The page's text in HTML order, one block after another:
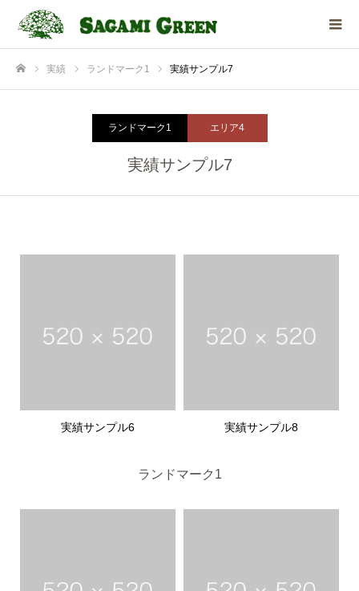
実績 ランドマーク1 実績サンプル7
ランドマーク1 エリア4
実績サンプル7
実績サンプル6 実績サンプル8
ランドマーク1